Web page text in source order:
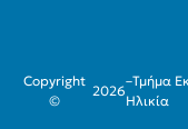
Copyright
©
2026
–Τμήμα
Ηλικία